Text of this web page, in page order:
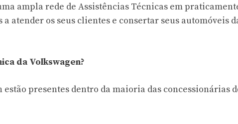
ampla rede de Assistências Técnicas em
a atender os seus clientes e consertar seus automóveis
da Volkswagen?
estão presentes dentro da maioria das concessionárias